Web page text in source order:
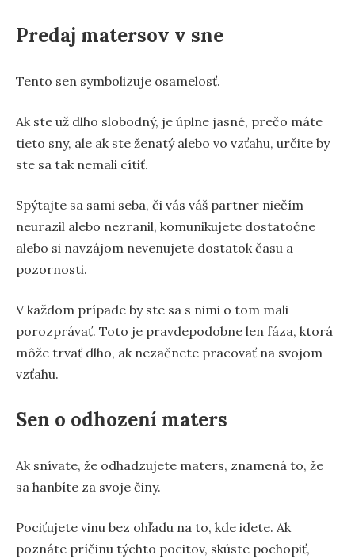
Predaj matersov v sne
Tento sen symbolizuje osamelosť.
Ak ste už dlho slobodný, je úplne jasné, prečo máte
tieto sny, ale ak ste ženatý alebo vo vzťahu, určite by
ste sa tak nemali cítiť.
Spýtajte sa sami seba, či vás váš partner niečím
neurazil alebo nezranil, komunikujete dostatočne
alebo si navzájom nevenujete dostatok času a
pozornosti.
V každom prípade by ste sa s nimi o tom mali
porozprávať. Toto je pravdepodobne len fáza, ktorá
môže trvať dlho, ak nezačnete pracovať na svojom
vzťahu.
Sen o odhození maters
Ak snívate, že odhadzujete maters, znamená to, že
sa hanbíte za svoje činy.
Pociťujete vinu bez ohľadu na to, kde idete. Ak
poznáte príčinu týchto pocitov, skúste pochopiť,